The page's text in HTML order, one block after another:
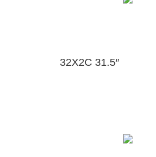
32X2C 31.5″